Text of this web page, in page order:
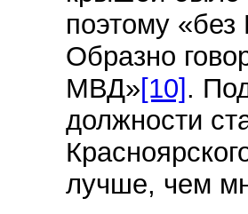
поэтому «без
Образно
МВД»[10] .
должности
лучше, чем